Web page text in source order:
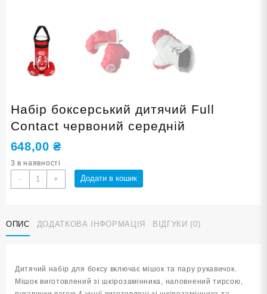
Набір боксерський дитячий Full
Contact червоний середній
648,00₴
3 в наявності
-
Набір
боксерський
Contact
червоний
+ Додати в кошик
ОПИС ДОДАТКОВА ІНФОРМАЦІЯ ВІДГУКИ (0)
Дитячий набір для боксу включає мішок та пару рукавичок.
Мішок виготовлений зі шкірозамінника, наповнений тирсою,